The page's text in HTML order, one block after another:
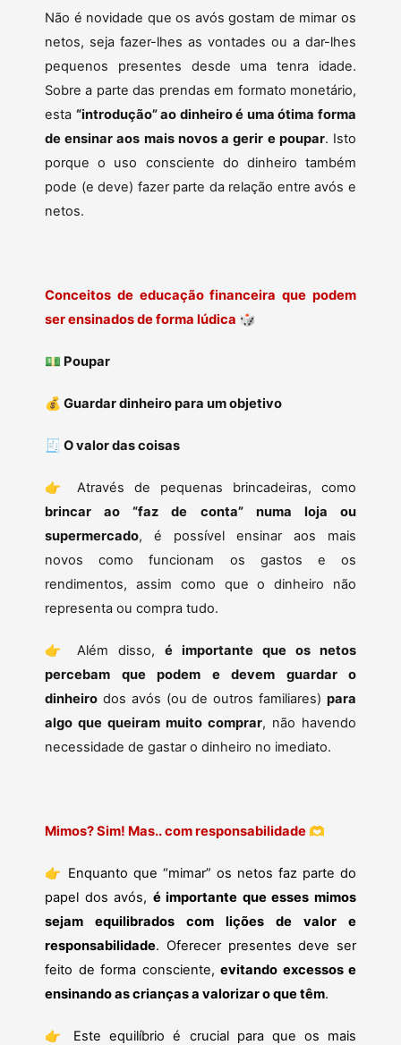
Não é novidade que os avós gostam de mimar os
netos, seja fazer-lhes as vontades ou a dar-lhes
pequenos presentes desde uma tenra idade.
Sobre a parte das prendas em formato monetário,
esta “introdução” ao dinheiro é uma ótima forma
de ensinar aos mais novos a gerir e poupar. Isto
porque o uso consciente do dinheiro também
pode (e deve) fazer parte da relação entre avós e
netos.
Conceitos de educação financeira que podem
ser ensinados de forma lúdica 🎲
💵 Poupar
💰 Guardar dinheiro para um objetivo
🧾 O valor das coisas
👉 Através de pequenas brincadeiras, como
brincar ao “faz de conta” numa loja ou
supermercado, é possível ensinar aos mais
novos como funcionam os gastos e os
rendimentos, assim como que o dinheiro não
representa ou compra tudo.
👉 Além disso, é importante que os netos
percebam que podem e devem guardar o
dinheiro dos avós (ou de outros familiares) para
algo que queiram muito comprar, não havendo
necessidade de gastar o dinheiro no imediato.
Mimos? Sim! Mas.. com responsabilidade 🫶
👉 Enquanto que “mimar” os netos faz parte do
papel dos avós, é importante que esses mimos
sejam equilibrados com lições de valor e
responsabilidade. Oferecer presentes deve ser
feito de forma consciente, evitando excessos e
ensinando as crianças a valorizar o que têm.
👉 Este equilíbrio é crucial para que os mais